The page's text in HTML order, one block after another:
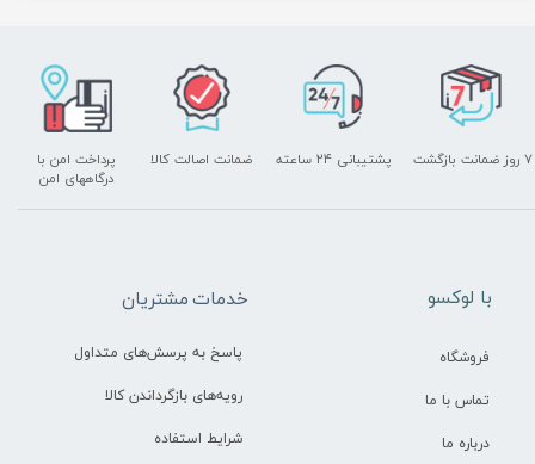
پشتیبانی ۲۴ ساعته
پرداخت امن با
درگاههای امن
۷ روز ضمانت بازگشت ضمانت اصالت کالا
خدمات مشتریان
پاسخ به پرسش‌های متداول
رویه‌های بازگرداندن کالا
شرایط استفاده
​با لوکسو
فروشگاه
تماس با ما
درباره ما